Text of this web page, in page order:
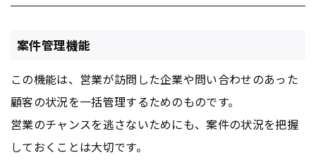
案件管理機能
この機能は、営業が訪問した企業や問い合わせのあった
顧客の状況を一括管理するためのものです。
営業のチャンスを逃さないためにも、案件の状況を把握
しておくことは大切です。